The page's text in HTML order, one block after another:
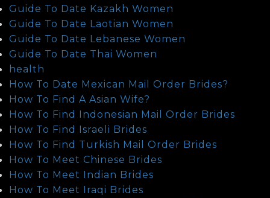
Guide To Date Kazakh Women
Guide To Date Laotian Women
Guide To Date Lebanese Women
Guide To Date Thai Women
health
How To Date Mexican Mail Order Brides?
How To Find A Asian Wife?
How To Find Indonesian Mail Order Brides
How To Find Israeli Brides
How To Find Turkish Mail Order Brides
How To Meet Chinese Brides
How To Meet Indian Brides
How To Meet Iraqi Brides